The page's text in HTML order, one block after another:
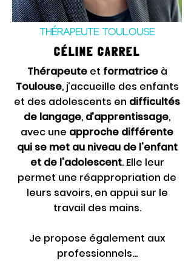
THÉRAPEUTE TOULOUSE
CÉLINE CARREL
Thérapeuteet formatriceà
Toulouse, j’accueille des enfants
et des adolescents en difficultés
de langage, d’apprentissage,
avec une approche différente
quise met au niveau de l'enfant
et de l'adolescent. Elle leur
permet une réappropriation de
leurs savoirs, en appui sur le
travail des mains.
Je propose également aux
professionnels...